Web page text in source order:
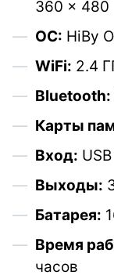
360 × 480
ОС: HiBy
WiFi: 2.4
Bluetooth:
Карты
Вход:
Выходы:
Батарея:
Время
часов